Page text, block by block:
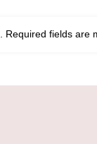
Required fields are